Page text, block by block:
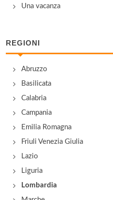
Lido
Lido di Monvalle
Parkcamping
Via Corsini 3, Maccagno
Una vacanza
REGIONI
Abruzzo
Basilicata
Calabria
Campania
Emilia Romagna
Friuli Venezia Giulia
Lazio
Liguria
Lombardia